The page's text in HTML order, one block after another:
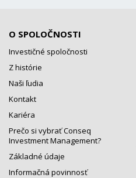
O SPOLOČNOSTI
Investičné spoločnosti
Z histórie
Naši ľudia
Kontakt
Kariéra
Prečo si vybrať Conseq
Investment Management?
Základné údaje
Informačná povinnosť